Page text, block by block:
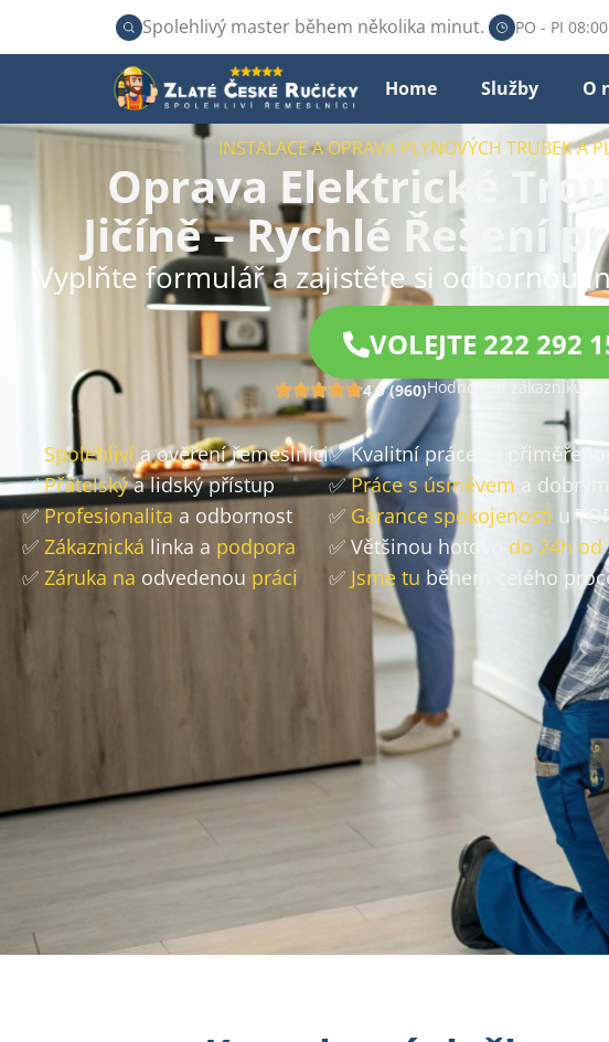
Spolehlivý master během několika minut. PO - PI
Home Služby O
INSTALACE A OPRAVA PLYNOVÝCH TRUBEK A
Oprava Elektrické
Jičíně – Rychlé Řešení
Vyplňte formulář a zajistěte si odbornou
VOLEJTE 222 292
4.9 (960)Hodnocení zákazníků
Spolehliví a ověření řemeslníci
✅Přátelskýa lidský přístup
✅Profesionalita a odbornost
✅ Zákaznická linka a podpora
✅ Záruka na odvedenou práci
✅ Kvalitní práce za
✅Práce s úsměvem a
✅ Garance spokojenosti u
✅ Většinou hotovo do 24h od
✅ Jsme tu během celého